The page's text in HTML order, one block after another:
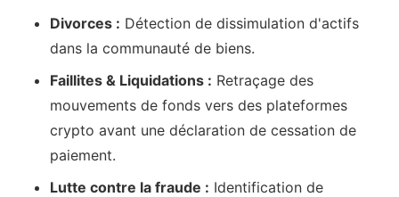
Divorces : Détection de dissimulation d'actifs
dans la communauté de biens.
Faillites & Liquidations : Retraçage des
mouvements de fonds vers des plateformes
crypto avant une déclaration de cessation de
paiement.
Lutte contre la fraude : Identification de